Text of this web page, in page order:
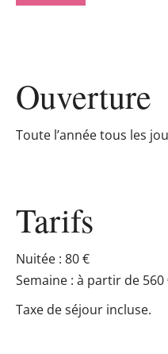
Ouverture
Toute l’année tous les
Tarifs
Nuitée : 80 €
Semaine : à partir de 560
Taxe de séjour incluse.